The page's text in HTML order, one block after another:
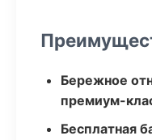
Бережное
премиум-
Бесплатная